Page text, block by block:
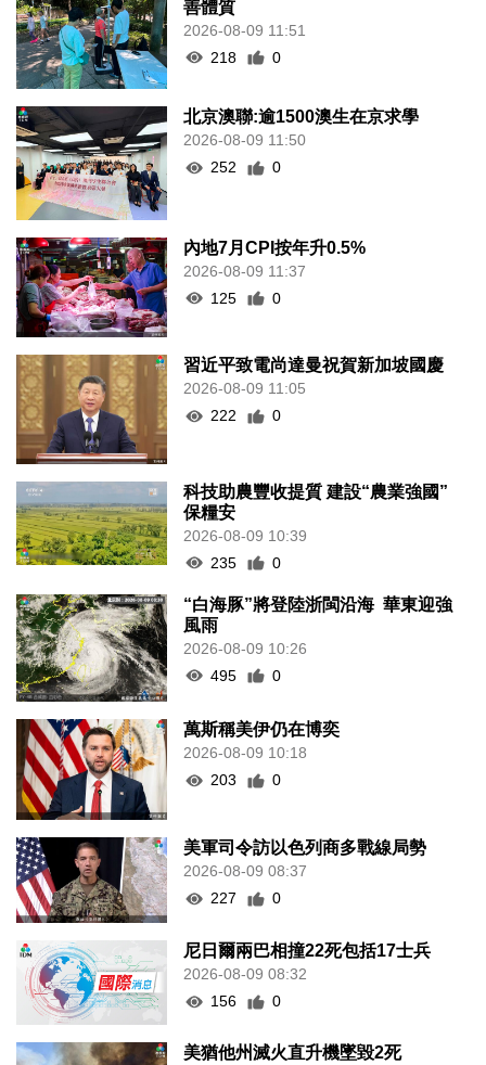
善體質
2026-08-09 11:51
218
0
北京澳聯:逾1500澳生在京求學
2026-08-09 11:50
252
0
內地7月CPI按年升0.5%
2026-08-09 11:37
125
0
習近平致電尚達曼祝賀新加坡國慶
2026-08-09 11:05
222
0
科技助農豐收提質 建設“農業強國”
保糧安
2026-08-09 10:39
235
0
“白海豚”將登陸浙閩沿海 華東迎強
風雨
2026-08-09 10:26
495
0
萬斯稱美伊仍在博奕
2026-08-09 10:18
203
0
美軍司令訪以色列商多戰線局勢
2026-08-09 08:37
227
0
尼日爾兩巴相撞22死包括17士兵
2026-08-09 08:32
156
0
美猶他州滅火直升機墜毀2死